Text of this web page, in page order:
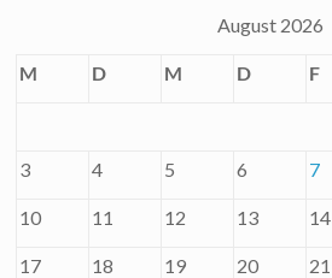
August 2026
M D M D F
3 4 5 6 7
10 11 12 13 14
17 18 19 20 21